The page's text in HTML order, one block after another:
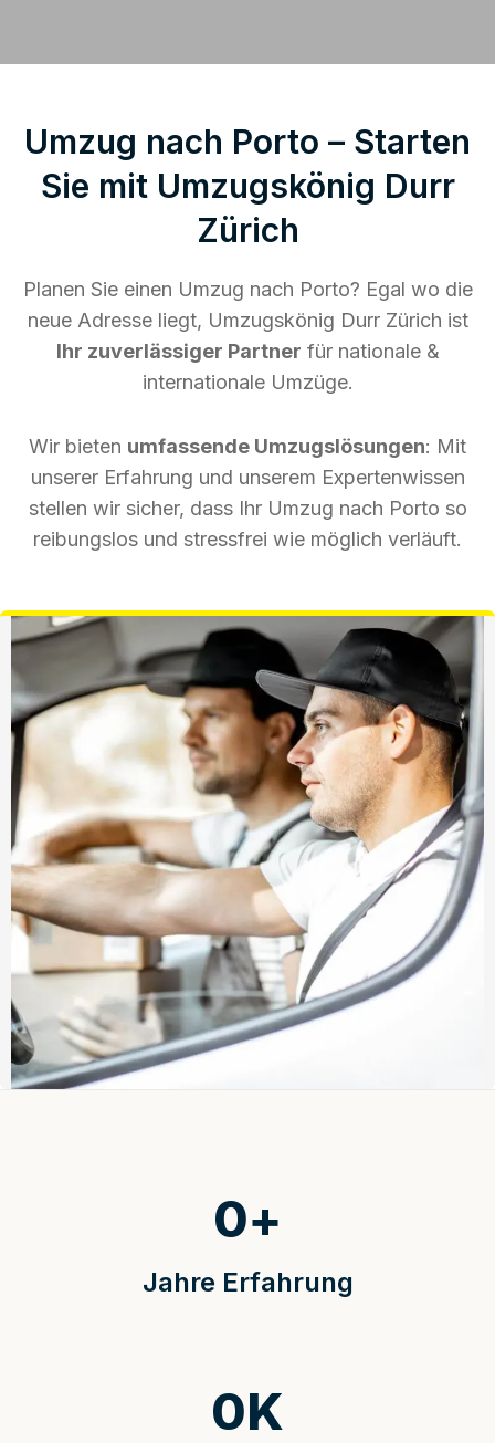
Umzug nach Porto – Starten
Sie mit Umzugskönig Durr
Zürich
Planen Sie einen Umzug nach Porto? Egal wo die
neue Adresse liegt, Umzugskönig Durr Zürich ist
Ihr zuverlässiger Partner für nationale &
internationale Umzüge.
Wir bieten umfassende Umzugslösungen: Mit
unserer Erfahrung und unserem Expertenwissen
stellen wir sicher, dass Ihr Umzug nach Porto so
reibungslos und stressfrei wie möglich verläuft.
Jahre Erfahrung
0+
0K